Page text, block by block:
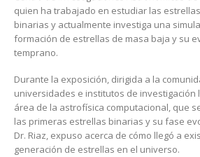
quien ha trabajado en estudiar las
binarias y actualmente investiga una
formación de estrellas de masa baja y su
temprano.
Durante la exposición, dirigida a la
universidades e institutos de investigación
área de la astrofísica computacional, que
las primeras estrellas binarias y su fase
Dr. Riaz, expuso acerca de cómo llegó a
generación de estrellas en el universo.